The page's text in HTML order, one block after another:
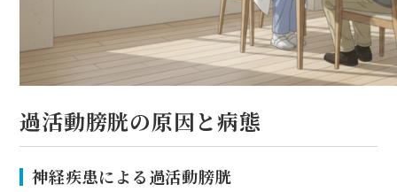
過活動膀胱の原因と病態
神経疾患による過活動膀胱